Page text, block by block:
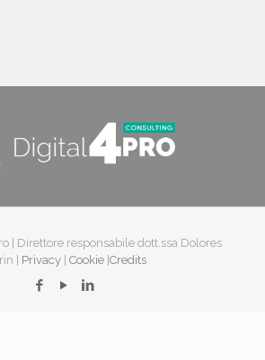
| Direttore responsabile dott.ssa Dolores
| Privacy| Cookie| Credits